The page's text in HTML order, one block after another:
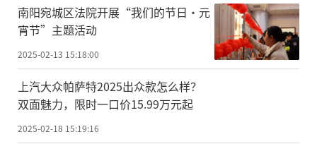
南阳宛城区法院开展“我们的节日·元
宵节”主题活动
2025-02-13 15:18:00
上汽大众帕萨特2025出众款怎么样？
双面魅力，限时一口价15.99万元起
2025-02-18 15:19:16